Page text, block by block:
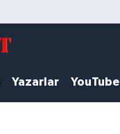
Yazarlar YouTube